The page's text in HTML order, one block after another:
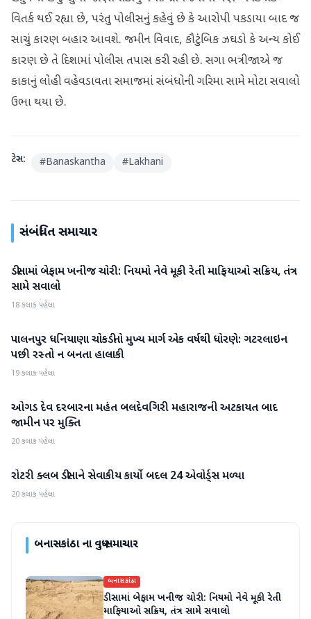
વિતર્ક થઈ રહ્યા છે, પરંતુ પોલીસનું કહેવું છે કે આરોપી પકડાયા બાદ જ
સાચું કારણ બહાર આવશે. જમીન વિવાદ, કૌટુંબિક ઝઘડો કે અન્ય કોઈ
કારણ છે તે દિશામાં પોલીસ તપાસ કરી રહી છે. સગા ભત્રીજાએ જ
કાકાનું લોહી વહેવડાવતા સમાજમાં સંબંધોની ગરિમા સામે મોટા સવાલો
ઉભા થયા છે.
ટેગ્સ: #Banaskantha #Lakhani
સંબંધિત સમાચાર
બનાસકાંઠા
ડીસામાં બેફામ ખનીજ ચોરી: નિયમો નેવે મૂકી રેતી માફિયાઓ સક્રિય, તંત્ર
સામે સવાલો
18 કલાક પહેલા
બનાસકાંઠા
પાલનપુર ધનિયાણા ચોકડીનો મુખ્ય માર્ગ એક વર્ષથી ધોરણે: ગટરલાઇન
પછી રસ્તો ન બનતા હાલાકી
19 કલાક પહેલા
બનાસકાંઠા
ઓગડ દેવ દરબારના મહંત બલદેવગિરી મહારાજની અટકાયત બાદ
જામીન પર મુક્તિ
20 કલાક પહેલા
બનાસકાંઠા
રોટરી ક્લબ ડીસાને સેવાકીય કાર્યો બદલ 24 એવોર્ડ્સ મળ્યા
20 કલાક પહેલા
બનાસકાંઠાના વધુ સમાચાર
બનાસકાંઠા
ડીસામાં બેફામ ખનીજ ચોરી: નિયમો નેવે મૂકી રેતી
માફિયાઓ સક્રિય, તંત્ર સામે સવાલો